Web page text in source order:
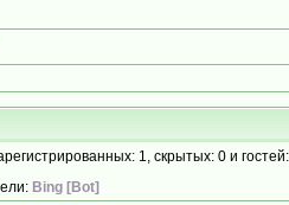
1, скрытых: 0 и
Bing [Bot]